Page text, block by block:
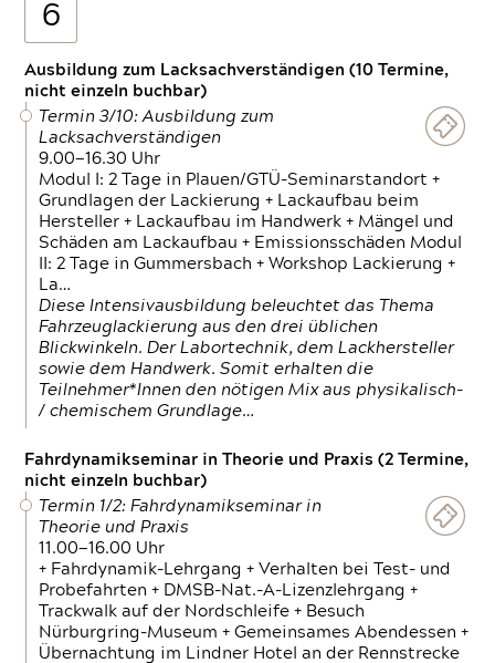
6
Ausbildung zum Lacksachverständigen (10 Termine,
nicht einzeln buchbar)
Termin 3/10: Ausbildung zum
Lacksachverständigen
9.00—16.30 Uhr
Modul I: 2 Tage in Plauen/GTÜ-Seminarstandort +
Grundlagen der Lackierung + Lackaufbau beim
Hersteller + Lackaufbau im Handwerk + Mängel und
Schäden am Lackaufbau + Emissionsschäden Modul
II: 2 Tage in Gummersbach + Workshop Lackierung +
La…
Diese Intensivausbildung beleuchtet das Thema
Fahrzeuglackierung aus den drei üblichen
Blickwinkeln. Der Labortechnik, dem Lackhersteller
sowie dem Handwerk. Somit erhalten die
Teilnehmer*Innen den nötigen Mix aus physikalisch-
/ chemischem Grundlage…
Fahrdynamikseminar in Theorie und Praxis (2 Termine,
nicht einzeln buchbar)
Termin 1/2: Fahrdynamikseminar in
Theorie und Praxis
11.00—16.00 Uhr
+ Fahrdynamik-Lehrgang + Verhalten bei Test- und
Probefahrten + DMSB-Nat.-A-Lizenzlehrgang +
Trackwalk auf der Nordschleife + Besuch
Nürburgring-Museum + Gemeinsames Abendessen +
Übernachtung im Lindner Hotel an der Rennstrecke